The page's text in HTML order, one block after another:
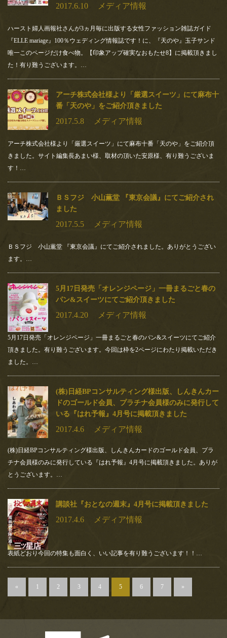
2017.6.10 メディア情報
ハースト婦人画報社さんが3ヵ月毎に出版する女性ファッション雑誌ガイド
『ELLE mariage』100％ウェディング情報誌です！に、『天のや』玉子サンド
唯一このページだけ食べ物。【印象アップ確実なおもたせ8】に掲載頂きまし
た！有り難うございます。…
アーチ株式会社様より「厳選スイーツ」にて麻布十
番「天のや」をご紹介頂きました
2017.5.8 メディア情報
アーチ株式会社様より「厳選スイーツ」にて麻布十番「天のや」をご紹介頂
きました。サイト編集長あまい様、取材の頂いた安原様、有り難うございま
す！…
ＢＳフジ 小山薫堂 『東京会議』にてご紹介され
ました
2017.5.5 メディア情報
ＢＳフジ 小山薫堂 『東京会議』にてご紹介されました。ありがとうござい
ます。…
5月17日発売「オレンジページ」一冊まるごと春の
パン&スイーツにてご紹介頂きました
2017.4.20 メディア情報
5月17日発売「オレンジページ」一冊まるごと春のパン&スイーツにてご紹介
頂きました。有り難うございます。今回は枠を2ページにわたり掲載いただき
ました。…
(株)日経BPコンサルティング様出版、しんきんカー
ドのゴールド会員、プラチナ会員様のみに発行して
いる『はれ予報』4月号に掲載頂きました
2017.4.6 メディア情報
(株)日経BPコンサルティング様出版、しんきんカードのゴールド会員、プラ
チナ会員様のみに発行している『はれ予報』4月号に掲載頂きました。ありが
とうございます。…
講談社『おとなの週末』4月号に掲載頂きました
2017.4.6 メディア情報
表紙どおり今回の特集も面白く、いい記事を有り難うございます！！…
« 1 2 3 4 5 6 7 »
おすすめ記事
登録されている記事はございません。